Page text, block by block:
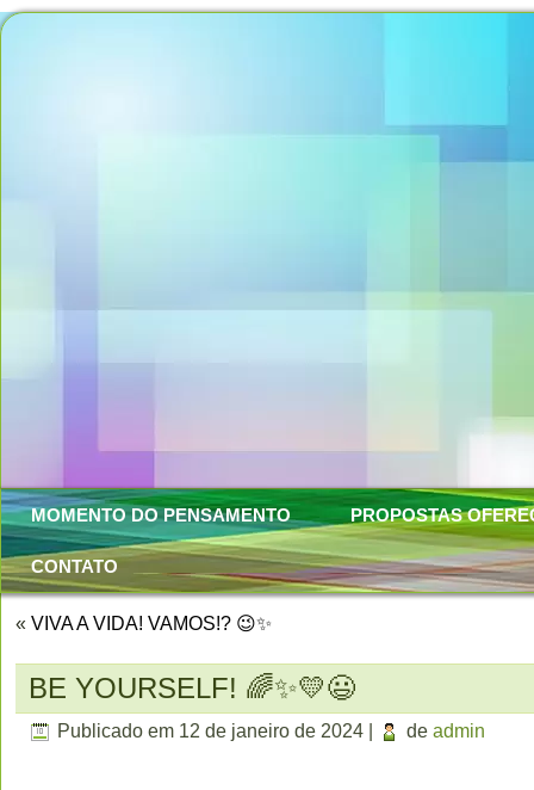
MOMENTO DO PENSAMENTO PROPOSTAS
CONTATO
« VIVA A VIDA! VAMOS!? 😉✨
BE YOURSELF! 🌈✨💛😃
Publicado em 12 de janeiro de 2024 de admin